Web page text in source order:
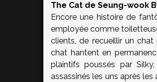
The Cat de Seung-wook
Encore une histoire de
employée comme
clients, de recueillir un chat
chat hantent en
plaintifs poussés par
assassinés les uns après les